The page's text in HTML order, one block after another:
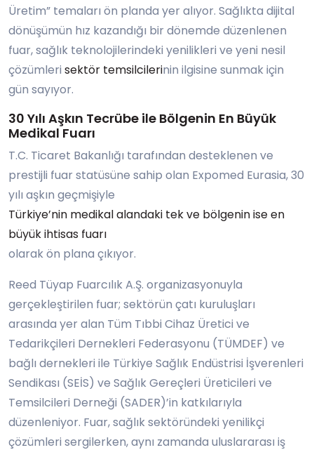
Üretim” temaları ön planda yer alıyor. Sağlıkta dijital
dönüşümün hız kazandığı bir dönemde düzenlenen
fuar, sağlık teknolojilerindeki yenilikleri ve yeni nesil
çözümleri sektör temsilcilerinin ilgisine sunmak için
gün sayıyor.
30 Yılı Aşkın Tecrübe ile Bölgenin En Büyük
Medikal Fuarı
T.C. Ticaret Bakanlığı tarafından desteklenen ve
prestijli fuar statüsüne sahip olan Expomed Eurasia, 30
yılı aşkın geçmişiyle
Türkiye’nin medikal alandaki tek ve bölgenin ise en
büyük ihtisas fuarı
olarak ön plana çıkıyor.
Reed Tüyap Fuarcılık A.Ş. organizasyonuyla
gerçekleştirilen fuar; sektörün çatı kuruluşları
arasında yer alan Tüm Tıbbi Cihaz Üretici ve
Tedarikçileri Dernekleri Federasyonu (TÜMDEF) ve
bağlı dernekleri ile Türkiye Sağlık Endüstrisi İşverenleri
Sendikası (SEİS) ve Sağlık Gereçleri Üreticileri ve
Temsilcileri Derneği (SADER)’in katkılarıyla
düzenleniyor. Fuar, sağlık sektöründeki yenilikçi
çözümleri sergilerken, aynı zamanda uluslararası iş